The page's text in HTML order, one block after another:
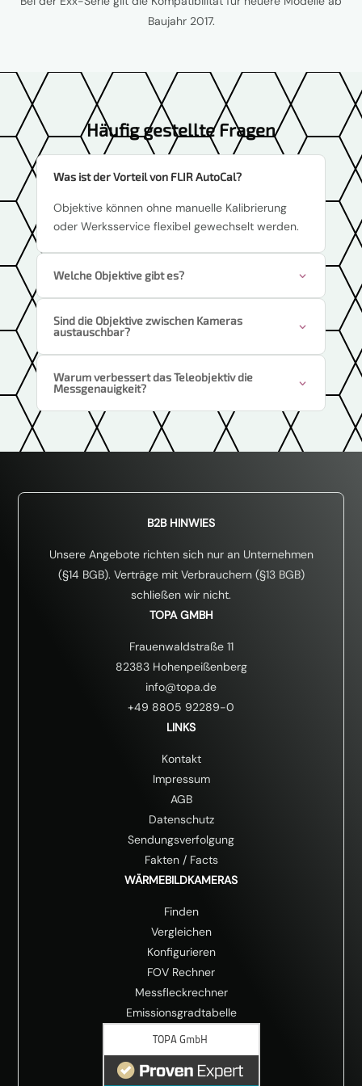
Baujahr 2017.
Häufig gestellte Fragen
Was ist der Vorteil von FLIR AutoCal?
Objektive können ohne manuelle Kalibrierung
oder Werksservice flexibel gewechselt werden.
Welche Objektive gibt es?
Sind die Objektive zwischen Kameras
austauschbar?
Warum verbessert das Teleobjektiv die
Messgenauigkeit?
B2B HINWIES
Unsere Angebote richten sich nur an Unternehmen
(§14 BGB). Verträge mit Verbrauchern (§13 BGB)
schließen wir nicht.
TOPA GMBH
Frauenwaldstraße 11
82383 Hohenpeißenberg
info@topa.de
+49 8805 92289-0
LINKS
Kontakt
Impressum
AGB
Datenschutz
Sendungsverfolgung
Fakten/ Facts
WÄRMEBILDKAMERAS
Finden
Vergleichen
Konfigurieren
FOV Rechner
Messfleckrechner
Emissionsgradtabelle